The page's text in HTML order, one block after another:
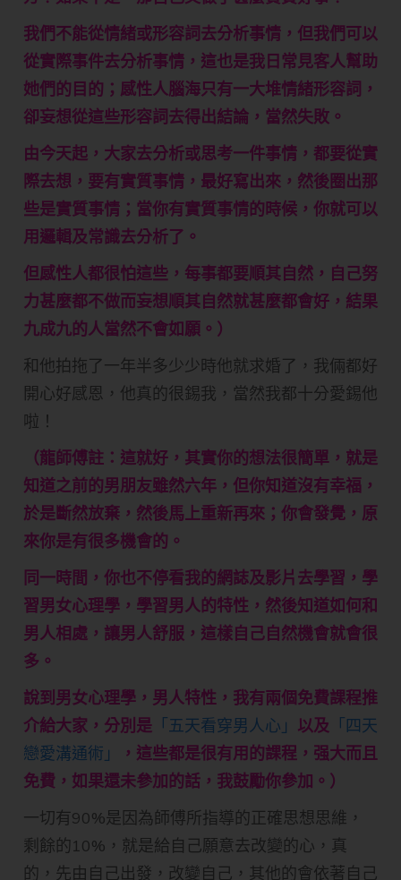
我們不能從情緒或形容詞去分析事情，但我們可以
從實際事件去分析事情，這也是我日常見客人幫助
她們的目的；感性人腦海只有一大堆情緒形容詞，
卻妄想從這些形容詞去得出結論，當然失敗。
由今天起，大家去分析或思考一件事情，都要從實
際去想，要有實質事情，最好寫出來，然後圈出那
些是實質事情；當你有實質事情的時候，你就可以
用邏輯及常識去分析了。
但感性人都很怕這些，每事都要順其自然，自己努
力甚麼都不做而妄想順其自然就甚麼都會好，結果
九成九的人當然不會如願。）
和他拍拖了一年半多少少時他就求婚了，我倆都好
開心好感恩，他真的很錫我，當然我都十分愛錫他
啦！
（龍師傅註：這就好，其實你的想法很簡單，就是
知道之前的男朋友雖然六年，但你知道沒有幸福，
於是斷然放棄，然後馬上重新再來；你會發覺，原
來你是有很多機會的。
同一時間，你也不停看我的網誌及影片去學習，學
習男女心理學，學習男人的特性，然後知道如何和
男人相處，讓男人舒服，這樣自己自然機會就會很
多。
說到男女心理學，男人特性，我有兩個免費課程推
介給大家，分別是 「五天看穿男人心」 以及 「四天
戀愛溝通術」
，這些都是很有用的課程，强大而且
免費，如果還未參加的話，我鼓勵你參加。）
一切有90%是因為師傅所指導的正確思想思維，
剩餘的10%，就是給自己願意去改變的心，真
的，先由自己出發，改變自己，其他的會依著自己